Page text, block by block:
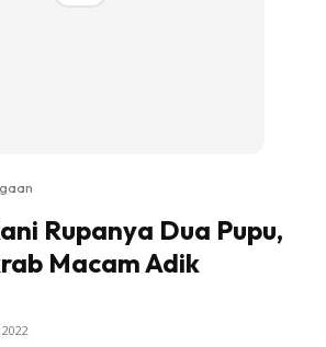
Rupanya Dua Pupu,
Macam Adik